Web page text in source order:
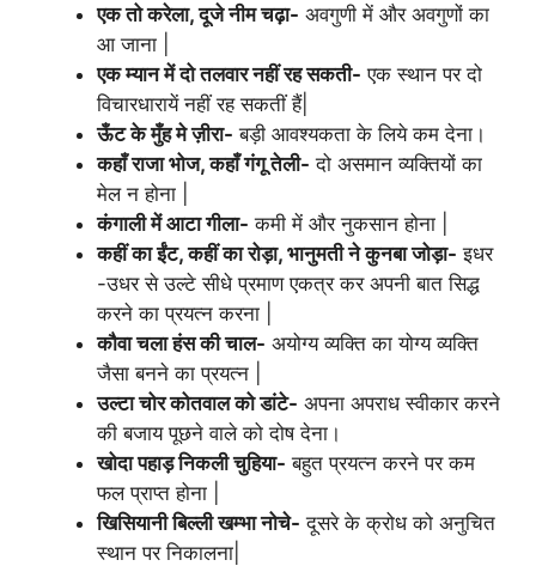
एक तो करेला, दूजे नीम चढ़ा- अवगुणी में और अवगुणों का
आ जाना |
एक म्यान में दो तलवार नहीं रह सकती- एक स्थान पर दो
विचारधारायें नहीं रह सकतीं हैं|
ऊँट के मुँह मे ज़ीरा- बड़ी आवश्यकता के लिये कम देना।
कहाँ राजा भोज, कहाँ गंगू तेली- दो असमान व्यक्तियों का
मेल न होना |
कंगाली में आटा गीला- कमी में और नुकसान होना |
कहीं का ईंट, कहीं का रोड़ा, भानुमती ने कुनबा जोड़ा- इधर
-उधर से उल्टे सीधे प्रमाण एकत्र कर अपनी बात सिद्ध
करने का प्रयत्न करना |
कौवा चला हंस की चाल- अयोग्य व्यक्ति का योग्य व्यक्ति
जैसा बनने का प्रयत्न |
उल्टा चोर कोतवाल को डांटे- अपना अपराध स्वीकार करने
की बजाय पूछने वाले को दोष देना।
खोदा पहाड़ निकली चुहिया- बहुत प्रयत्न करने पर कम
फल प्राप्त होना |
खिसियानी बिल्ली खम्भा नोचे- दूसरे के क्रोध को अनुचित
स्थान पर निकालना|